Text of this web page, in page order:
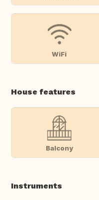
WiFi
House features
Balcony
Instruments